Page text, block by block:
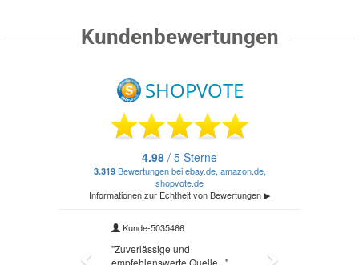
Kundenbewertungen